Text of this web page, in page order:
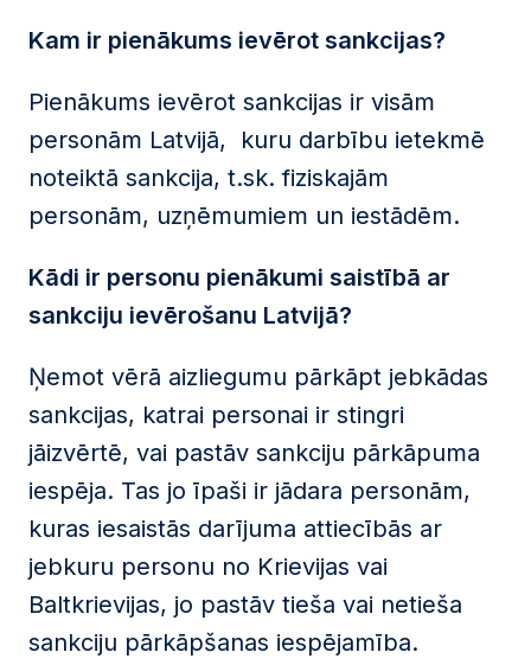
Kam ir pienākums ievērot sankcijas?
Pienākums ievērot sankcijas ir visām
personām Latvijā, kuru darbību ietekmē
noteiktā sankcija, t.sk. fiziskajām
personām, uzņēmumiem un iestādēm.
Kādi ir personu pienākumi saistībā ar
sankciju ievērošanu Latvijā?
Ņemot vērā aizliegumu pārkāpt jebkādas
sankcijas, katrai personai ir stingri
jāizvērtē, vai pastāv sankciju pārkāpuma
iespēja. Tas jo īpaši ir jādara personām,
kuras iesaistās darījuma attiecībās ar
jebkuru personu no Krievijas vai
Baltkrievijas, jo pastāv tieša vai netieša
sankciju pārkāpšanas iespējamība.